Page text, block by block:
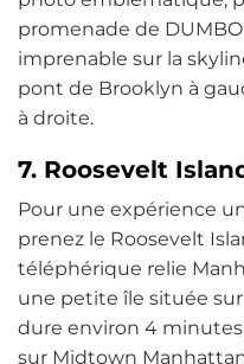
promenade de
imprenable sur la
pont de Brooklyn à
à droite.
7. Roosevelt
Pour une expérience
prenez le Roosevelt
téléphérique relie
une petite île située sur
dure environ 4
sur Midtown